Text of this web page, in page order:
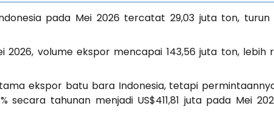
pada Mei 2026 tercatat 29,03 juta ton, turun
2026, volume ekspor mencapai 143,56 juta ton, lebih
ekspor batu bara Indonesia, tetapi
secara tahunan menjadi US$411,81 juta pada Mei